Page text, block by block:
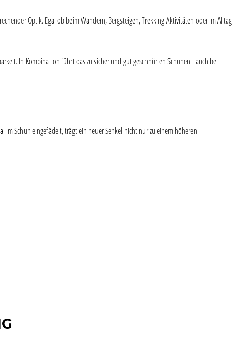
Optik. Egal ob beim Wandern, Bergsteigen, Trekking-Aktivitäten oder im Alltag
In Kombination führt das zu sicher und gut geschnürten Schuhen - auch bei
Schuh eingefädelt, trägt ein neuer Senkel nicht nur zu einem höheren